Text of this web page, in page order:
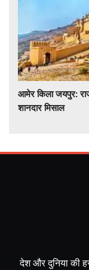
आमेर किला जयपुर:
शानदार मिसाल
देश और दुनिया की